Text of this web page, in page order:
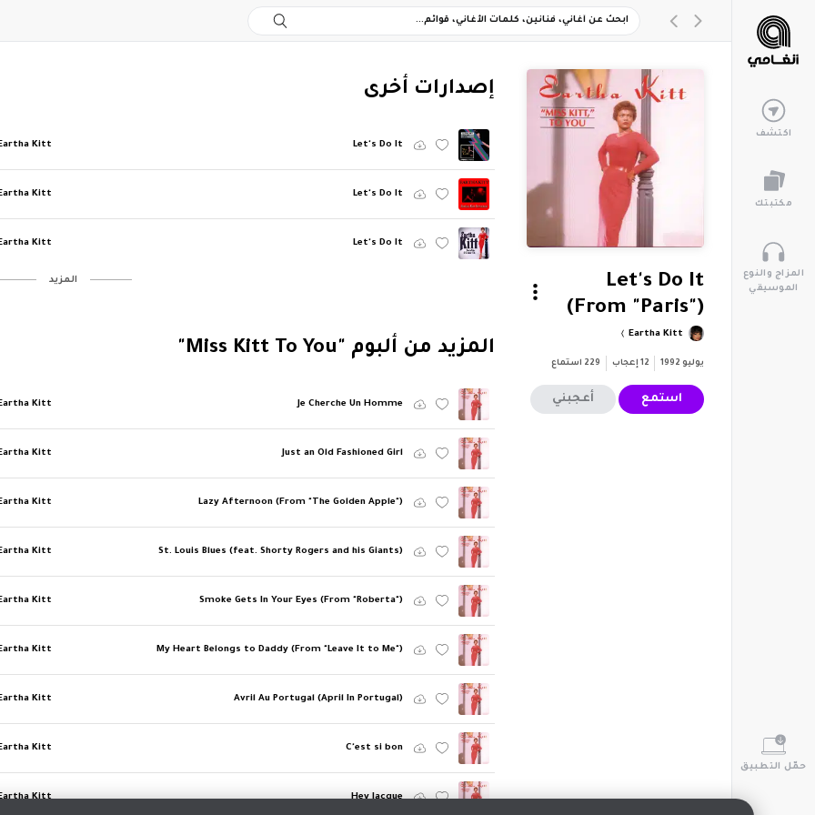
اكتشف
مكتبتك
المزاج والنوع
الموسيقي
حمّل التطبيق
Let's Do It
(From "Paris")
Eartha Kitt
يوليو 1992 12 إعجاب 229 استماع
استمع أعجبني
‏إصدارات أخرى
Let's Do It
Kitt
Let's Do It
Kitt
Let's Do It
Kitt
‏المزيد
‏المزيد من ألبوم "Miss Kitt To You"
Je Cherche Un Homme
Kitt
Just an Old Fashioned Girl
Kitt
Lazy Afternoon (From "The Golden Apple")
Kitt
St. Louis Blues (feat. Shorty Rogers and his Giants)
Kitt
Smoke Gets In Your Eyes (From "Roberta")
Kitt
My Heart Belongs to Daddy (From "Leave It to Me")
Kitt
Avril Au Portugal (April In Portugal)
Kitt
C'est si bon
Kitt
Hey Jacque
Kitt